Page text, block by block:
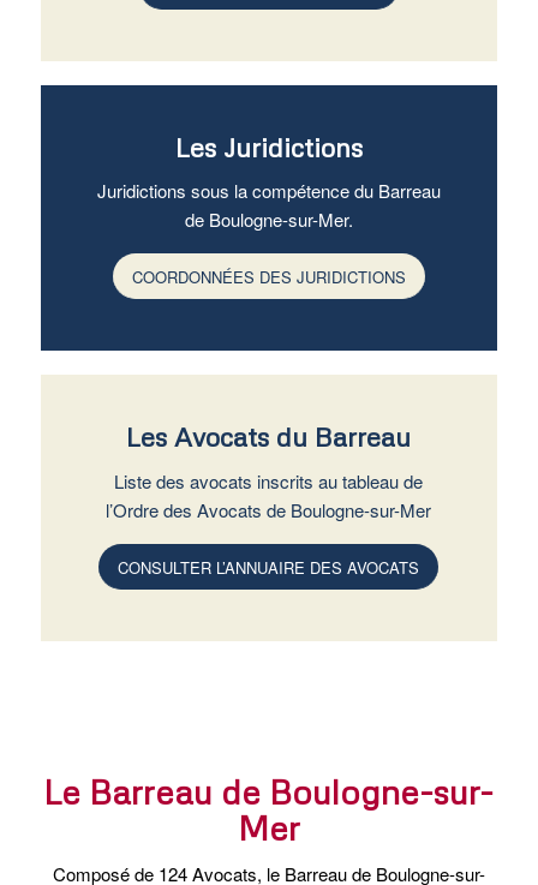
Les Juridictions
Juridictions sous la compétence du Barreau
de Boulogne-sur-Mer.
COORDONNÉES DES JURIDICTIONS
Les Avocats du Barreau
Liste des avocats inscrits au tableau de
l’Ordre des Avocats de Boulogne-sur-Mer
CONSULTER L’ANNUAIRE DES AVOCATS
Le Barreau de Boulogne-sur-
Mer
Composé de 124 Avocats, le Barreau de Boulogne-sur-